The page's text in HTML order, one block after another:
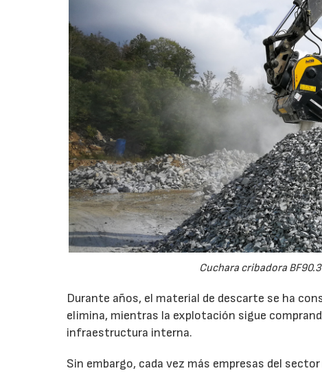
Cuchara cribadora
Durante años, el material de descarte se ha
elimina, mientras la explotación sigue
infraestructura interna.
Sin embargo, cada vez más empresas del